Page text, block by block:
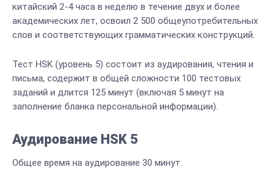
китайский 2-4 часа в неделю в течение двух и более
академических лет, освоил 2 500 общеупотребительных
слов и соответствующих грамматических конструкций.
Тест HSK (уровень 5) состоит из аудирования, чтения и
письма, содержит в общей сложности 100 тестовых
заданий и длится 125 минут (включая 5 минут на
заполнение бланка персональной информации).
Аудирование HSK 5
Общее время на аудирование 30 минут.